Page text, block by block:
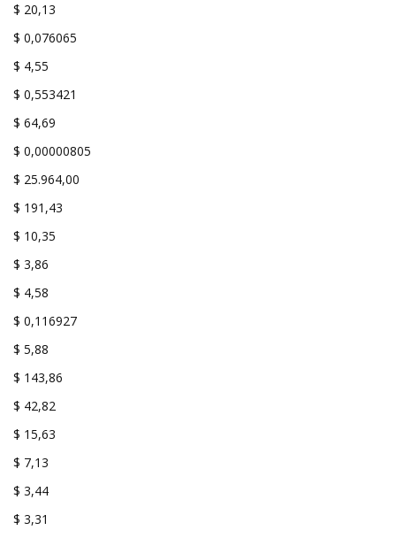
$ 20,13
$ 0,076065
$ 4,55
$ 0,553421
$ 64,69
$ 0,00000805
$ 25.964,00
$ 191,43
$ 10,35
$ 3,86
$ 4,58
$ 0,116927
$ 5,88
$ 143,86
$ 42,82
$ 15,63
$ 7,13
$ 3,44
$ 3,31